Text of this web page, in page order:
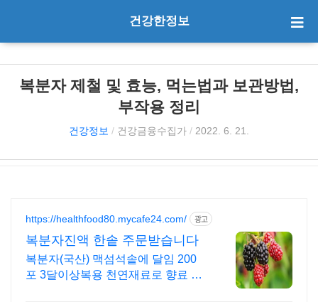
건강한정보
복분자 제철 및 효능, 먹는법과 보관방법,
부작용 정리
건강정보 / 건강금융수집가 / 2022. 6. 21.
https://healthfood80.mycafe24.com/ 광고
복분자진액 한솥 주문받습니다
복분자(국산) 맥섬석솥에 달임 200
포 3달이상복용 천연재료로 향료 색